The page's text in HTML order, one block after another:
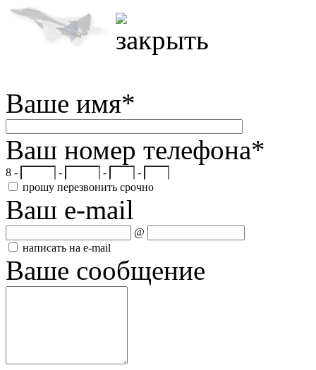
Ваше имя*
Ваш номер телефона*
8 - - -
-
прошу перезвонить срочно
Ваш e-mail
@
написать на e-mail
Ваше сообщение